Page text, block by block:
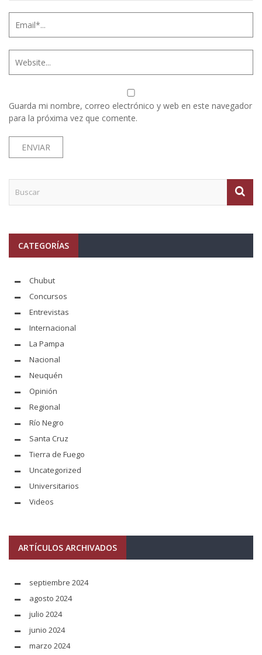
Guarda mi nombre, correo electrónico y web en este navegador
para la próxima vez que comente.
CATEGORÍAS
Chubut
Concursos
Entrevistas
Internacional
La Pampa
Nacional
Neuquén
Opinión
Regional
Río Negro
Santa Cruz
Tierra de Fuego
Uncategorized
Universitarios
Videos
ARTÍCULOS ARCHIVADOS
septiembre 2024
agosto 2024
julio 2024
junio 2024
marzo 2024